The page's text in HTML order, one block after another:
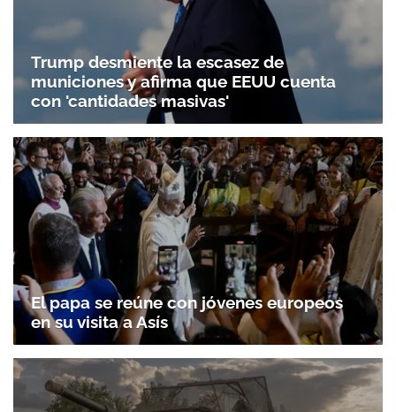
Trump desmiente la escasez de
municiones y afirma que EEUU cuenta
con 'cantidades masivas'
El papa se reúne con jóvenes europeos
en su visita a Asís